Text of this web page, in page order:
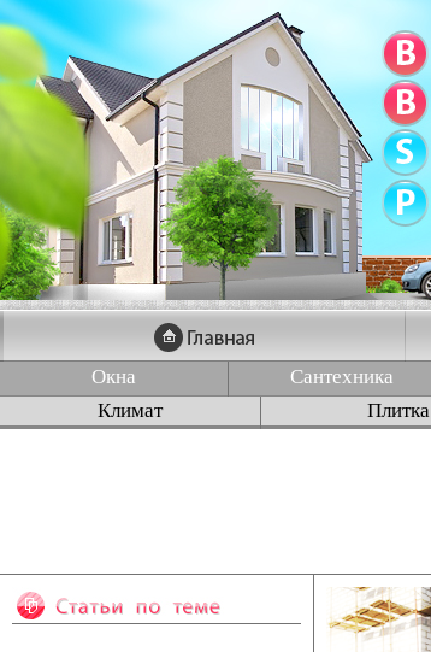
Окна Сантехника
Климат
Плитка